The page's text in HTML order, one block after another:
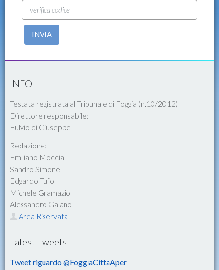
INVIA
INFO
Testata registrata al Tribunale di Foggia (n.10/2012)
Direttore responsabile:
Fulvio di Giuseppe
Redazione:
Emiliano Moccia
Sandro Simone
Edgardo Tufo
Michele Gramazio
Alessandro Galano
Area Riservata
Latest Tweets
Tweet riguardo @FoggiaCittaAper